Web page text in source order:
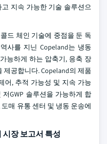
지속 가능한 기술 솔루션으
드 체인 기술에 중점을 둔 독
사를 지닌 Copeland는 냉동
능하게 하는 압축기, 응축 장
제공합니다. Copeland의 제품
어, 추적 가능성 및 지속 가능
GWP 솔루션을 가능하게 합
매 유통 센터 및 냉동 운송에
시장 보고서 특성